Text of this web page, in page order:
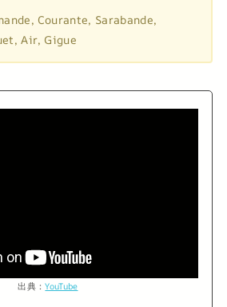
Courante, Sarabande,
Air, Gigue
出典：YouTube